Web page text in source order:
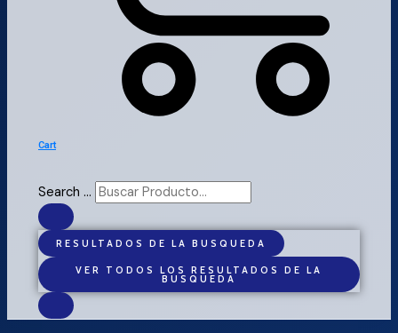
Cart
Search ...
RESULTADOS DE LA BUSQUEDA
VER TODOS LOS RESULTADOS DE LA
BUSQUEDA